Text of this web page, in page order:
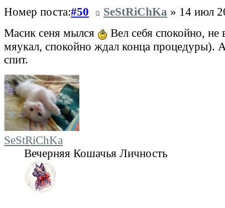
Номер поста:#50 SeStRiChKa » 14 июл
Масик сеня мылся
Вел себя спокойно, не
мяукал, спокойно ждал конца процедуры).
спит.
SeStRiChKa
Вечерняя Кошачья Личность